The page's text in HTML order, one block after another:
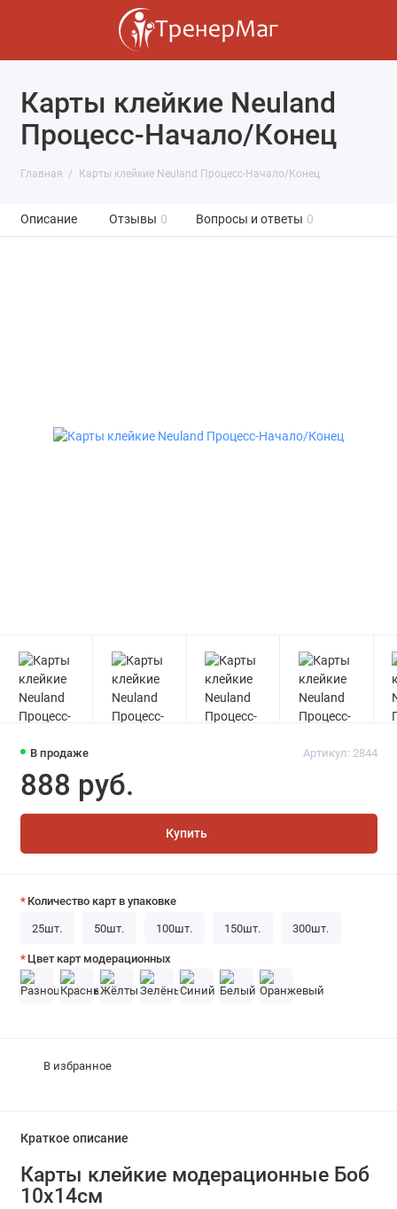
Карты клейкие Neuland
Процесс-Начало/Конец
Главная Карты клейкие Neuland Процесс-Начало/Конец
Описание Отзывы 0 Вопросы и ответы 0
В продаже Артикул: 2844
888 руб.
Купить
В избранное
Количество карт в упаковке
25шт. 50шт. 100шт. 150шт. 300шт.
Цвет карт модерационных
Краткое описание
Карты клейкие модерационные Боб
10х14см